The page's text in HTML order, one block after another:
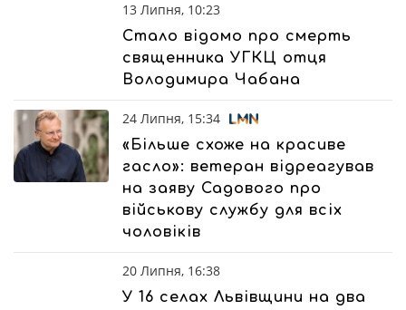
13 Липня, 10:23
Стало відомо про смерть
священника УГКЦ отця
Володимира Чабана
24 Липня, 15:34
«Більше схоже на красиве
гасло»: ветеран відреагував
на заяву Садового про
військову службу для всіх
чоловіків
20 Липня, 16:38
У 16 селах Львівщини на два